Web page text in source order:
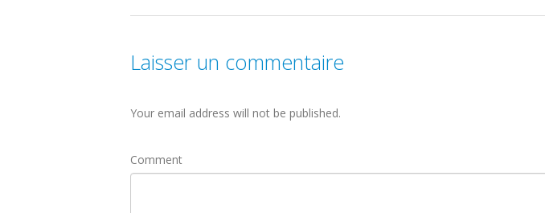
Laisser un commentaire
Your email address will not be published.
Comment